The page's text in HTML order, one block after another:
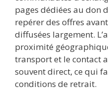
pages dédiées au don
repérer des offres
diffusées largement.
proximité
transport et le contact
souvent direct, ce qui
conditions de retrait.